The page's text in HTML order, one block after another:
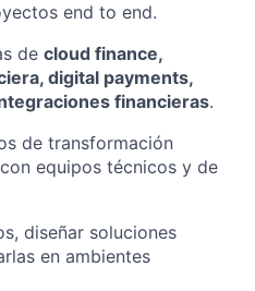
end to end.
de cloud finance,
digital payments,
financieras.
de transformación
equipos técnicos y de
diseñar soluciones
en ambientes